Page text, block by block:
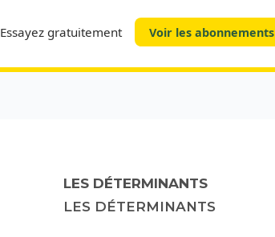
Essayez gratuitement Voir les abonnements
LES DÉTERMINANTS
LES DÉTERMINANTS